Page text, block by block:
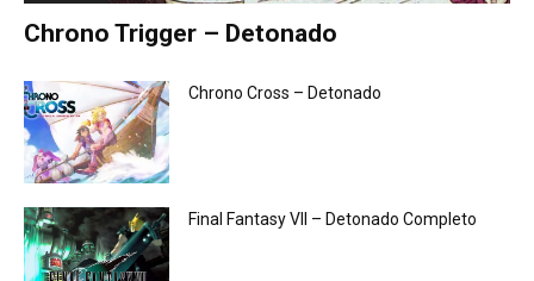
Chrono Trigger – Detonado
Chrono Cross – Detonado
Final Fantasy VII – Detonado Completo